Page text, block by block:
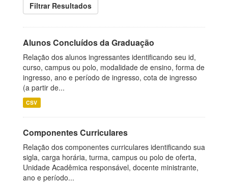
Filtrar Resultados
Alunos Concluídos da Graduação
Relação dos alunos ingressantes identificando seu id,
curso, campus ou polo, modalidade de ensino, forma de
ingresso, ano e período de ingresso, cota de ingresso
(a partir de...
CSV
Componentes Curriculares
Relação dos componentes curriculares identificando sua
sigla, carga horária, turma, campus ou polo de oferta,
Unidade Acadêmica responsável, docente ministrante,
ano e período...